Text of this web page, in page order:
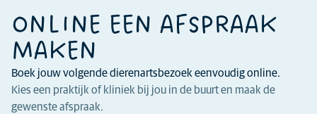
ONLINE EEN AFSPRAAK
MAKEN
Boek jouw volgende dierenartsbezoek eenvoudig online.
Kies een praktijk of kliniek bij jou in de buurt en maak de
gewenste afspraak.